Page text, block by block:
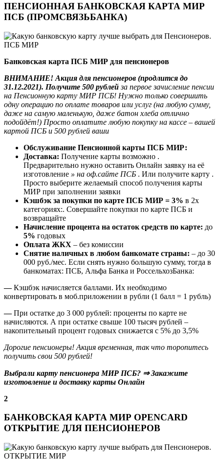
ПЕНСИОННАЯ БАНКОВСКАЯ КАРТА МИР
ПСБ (ПРОМСВЯЗЬБАНКА)
Банковская карта ПСБ МИР для пенсионеров
ВНИМАНИЕ! Акция для пенсионеров (продлится до
31.12.2021). Получите 500 рублей за первое зачисление пенсии
на Пенсионную карту МИР ПСБ! Нужно только совершить
одну операцию по оплате товаров или услуг (на любую сумму,
даже на самую маленькую, даже батон хлеба отлично
подойдёт!) Просто оплатите любую покупку на кассе – вашей
картой ПСБ и 500 рублей ваши
Обслуживание Пенсионной карты ПСБ МИР:
Доставка: Получение карты возможно .
Предварительно нужно оставить Онлайн заявку на её
изготовление » на оф.сайте ПСБ . Или получите карту .
Просто выберите желаемый способ получения карты
МИР при заполнении заявки
Кэшбэк за покупки по карте ПСБ МИР = 3% в 2х
категориях:. Совершайте покупки по карте ПСБ и
возвращайте
Начисление процента на остаток средств по карте: до
5% годовых
Оплата ЖКХ – без комиссии
Снятие наличных в любом банкомате страны: – до 30
000 руб./мес. Если снять нужно большую сумму, тогда в
банкоматах: ПСБ, Альфа Банка и РоссельхозБанка:
—Кэшбэк начисляется баллами. Их необходимо
конвертировать в моб.приложении в рубли (1 балл = 1 рубль)
—При остатке до 3 000 рублей: проценты по карте не
начисляются. А при остатке свыше 100 тысяч рублей –
накопительный процент годовых снижается с 5% до 3,5%
Дорогие пенсионеры! Акция временная, так что торопитесь
получить свои 500 рублей!
Выбрали карту пенсионера МИР ПСБ? ⇒ Закажите
изготовление и доставку карты Онлайн
2
БАНКОВСКАЯ КАРТА МИР OPENCARD
ОТКРЫТИЕ ДЛЯ ПЕНСИОНЕРОВ